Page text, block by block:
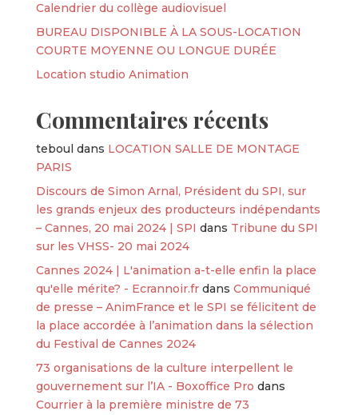
Calendrier du collège audiovisuel
BUREAU DISPONIBLE À LA SOUS-LOCATION
COURTE MOYENNE OU LONGUE DURÉE
Location studio Animation
Commentaires récents
teboul dans LOCATION SALLE DE MONTAGE
PARIS
Discours de Simon Arnal, Président du SPI, sur
les grands enjeux des producteurs indépendants
– Cannes, 20 mai 2024 | SPI dans Tribune du SPI
sur les VHSS- 20 mai 2024
Cannes 2024 | L'animation a-t-elle enfin la place
qu'elle mérite? - Ecrannoir.frdans Communiqué
de presse – AnimFrance et le SPI se félicitent de
la place accordée à l’animation dans la sélection
du Festival de Cannes 2024
73 organisations de la culture interpellent le
gouvernement sur l’IA - Boxoffice Pro dans
Courrier à la première ministre de 73